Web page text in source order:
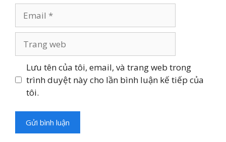
web
Lưu tên của tôi, email, và trang web trong
trình duyệt này cho lần bình luận kế tiếp của
tôi.